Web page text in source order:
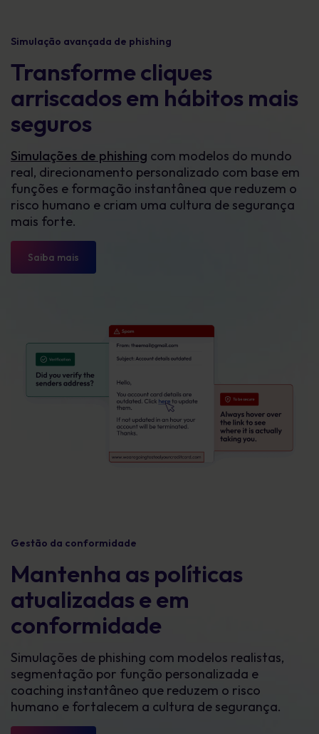
Simulação avançada de phishing
Transforme cliques
arriscados em hábitos mais
seguros
Simulações de phishing com modelos do mundo
real, direcionamento personalizado com base em
funções e formação instantânea que reduzem o
risco humano e criam uma cultura de segurança
mais forte.
Saiba mais
Gestão da conformidade
Mantenha as políticas
atualizadas e em
conformidade
Simulações de phishing com modelos realistas,
segmentação por função personalizada e
coaching instantâneo que reduzem o risco
humano e fortalecem a cultura de segurança.